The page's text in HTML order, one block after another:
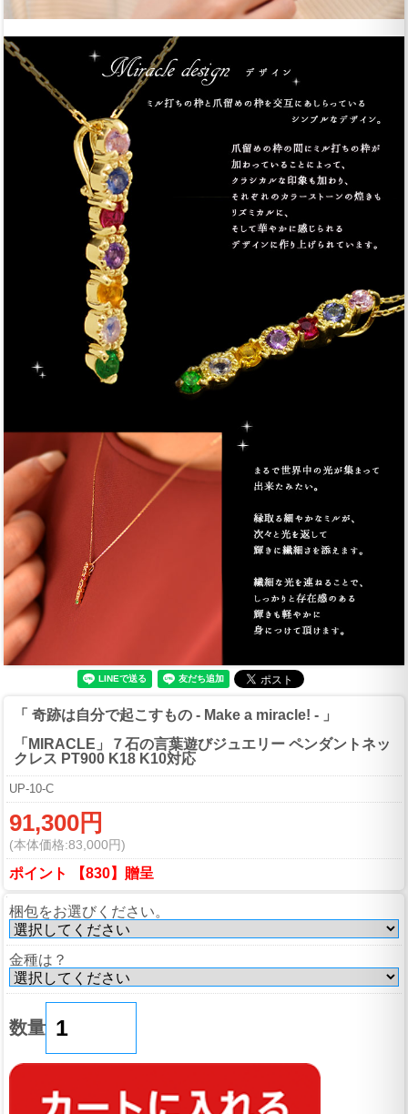
「 奇跡は自分で起こすもの - Make a miracle! - 」
「MIRACLE」７石の言葉遊びジュエリー ペンダントネッ
クレス PT900 K18 K10対応
UP-10-C
91,300円
(本体価格:83,000円)
ポイント 【830】贈呈
梱包をお選びください。
金種は？
数量